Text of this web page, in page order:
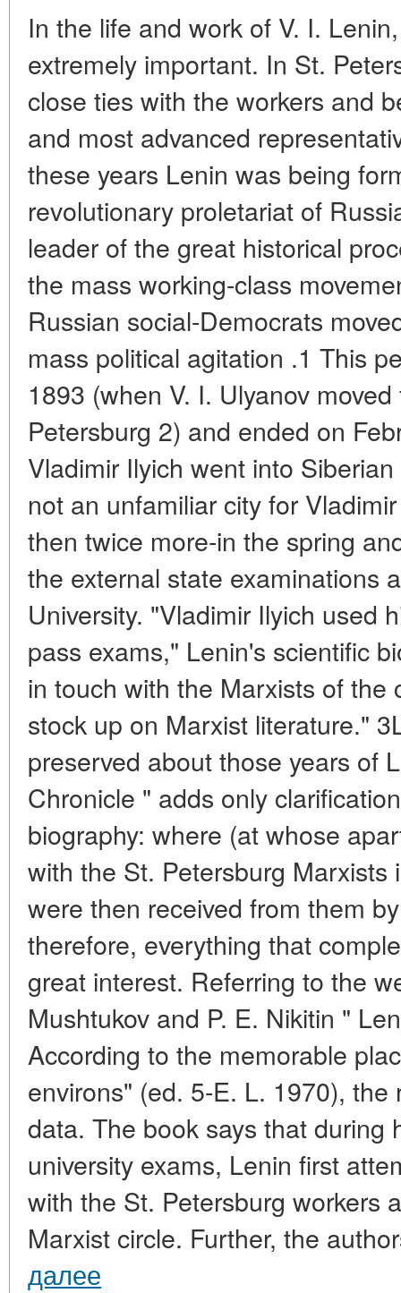
In the life and work of V. I.
extremely important. In St.
close ties with the workers and
and most advanced
these years Lenin was being
revolutionary proletariat of
leader of the great historical
the mass working-class
Russian social-Democrats
mass political agitation .1 This
1893 (when V. I. Ulyanov
Petersburg 2) and ended on
Vladimir Ilyich went into
not an unfamiliar city for
then twice more-in the spring
the external state examinations
University. "Vladimir Ilyich used
pass exams," Lenin's scientific
in touch with the Marxists of the
stock up on Marxist literature."
preserved about those years of
Chronicle " adds only
biography: where (at whose
with the St. Petersburg
were then received from them
therefore, everything that
great interest. Referring to the
Mushtukov and P. E. Nikitin "
According to the memorable
environs" (ed. 5-E. L. 1970),
data. The book says that during
university exams, Lenin first
with the St. Petersburg workers
Marxist circle. Further, the
далее